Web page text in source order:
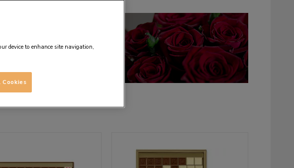
device to enhance site navigation,